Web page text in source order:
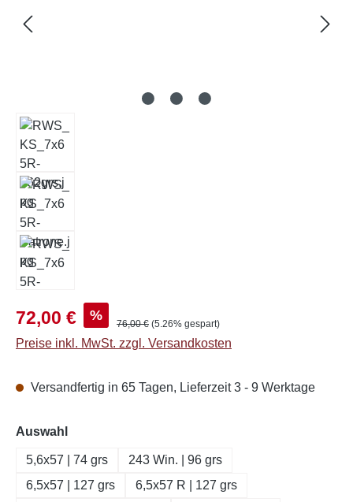
Verkaufspreis:
72,00 € % Regulärer Preis:
76,00 € (5.26% gespart)
Preise inkl. MwSt. zzgl. Versandkosten
Versandfertig in 65 Tagen, Lieferzeit 3 - 9 Werktage
Auswahl auswählen
5,6x57 | 74 grs
243 Win. | 96 grs
6,5x57 | 127 grs
6,5x57 R | 127 grs